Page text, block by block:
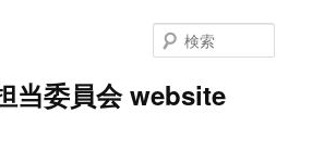
当委員会 website
索